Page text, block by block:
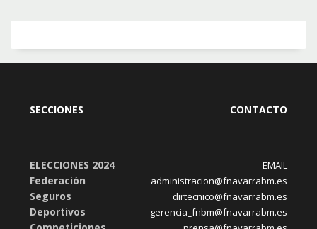
SECCIONES
ELECCIONES 2024
Federación
Seguros
Deportivos
CONTACTO
EMAIL
administracion@fnavarrabm.es
dirtecnico@fnavarrabm.es
gerencia_fnbm@fnavarrabm.es